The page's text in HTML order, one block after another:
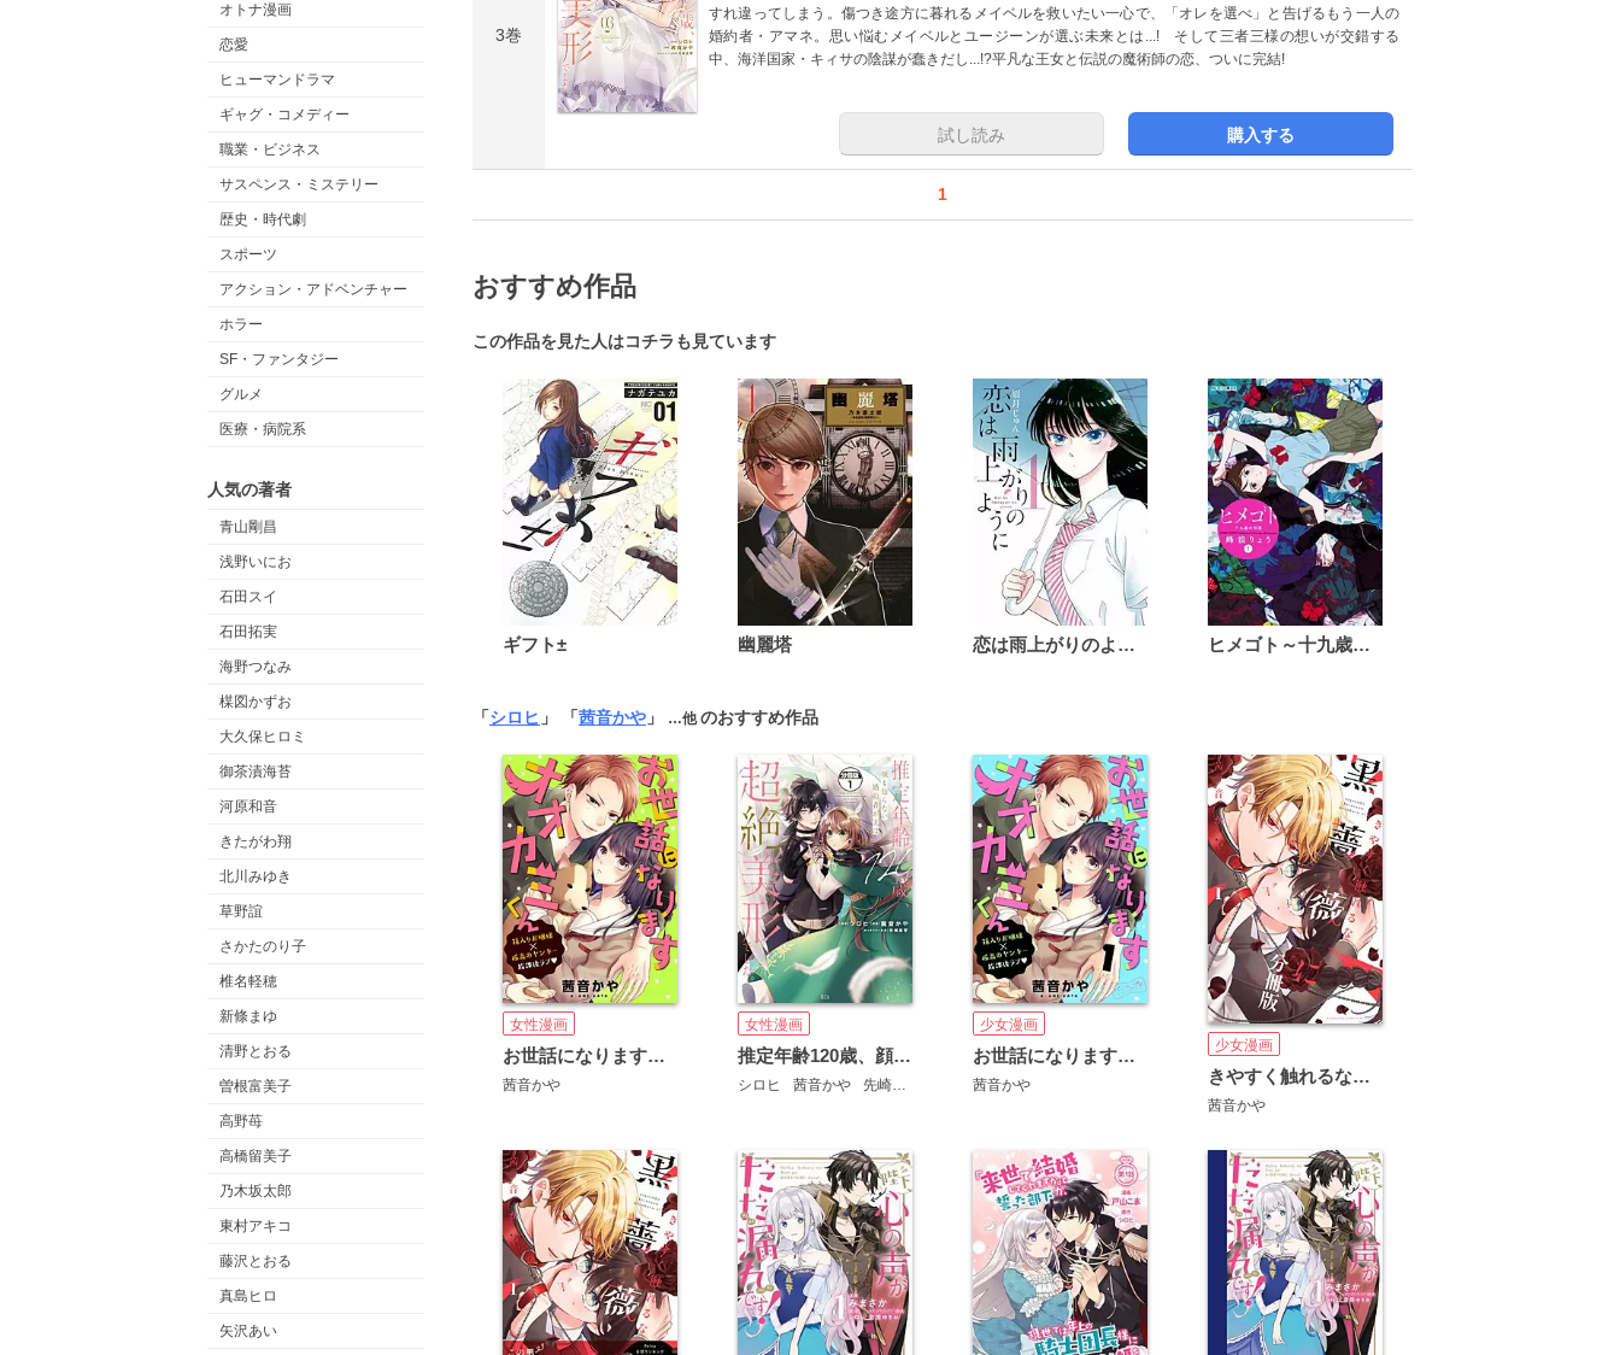
オトナ漫画
恋愛
ヒューマンドラマ
ギャグ・コメディー
職業・ビジネス
サスペンス・ミステリー
歴史・時代劇
スポーツ
アクション・アドベンチャー
ホラー
SF・ファンタジー
グルメ
医療・病院系
人気の著者
青山剛昌
浅野いにお
石田スイ
石田拓実
海野つなみ
楳図かずお
大久保ヒロミ
御茶漬海苔
河原和音
きたがわ翔
北川みゆき
草野誼
さかたのり子
椎名軽穂
新條まゆ
清野とおる
曽根富美子
高野苺
高橋留美子
乃木坂太郎
東村アキコ
藤沢とおる
真島ヒロ
矢沢あい
3巻
すれ違ってしまう。傷つき途方に暮れるメイベルを救いたい一心で、「オレを選べ」と告げるもう一人の
婚約者・アマネ。思い悩むメイベルとユージーンが選ぶ未来とは...! そして三者三様の想いが交錯する
中、海洋国家・キィサの陰謀が蠢きだし...!?平凡な王女と伝説の魔術師の恋、ついに完結!
試し読み 購入する
1
おすすめ作品
この作品を見た人はコチラも見ています
ギフト± 幽麗塔 恋は雨上がりのように ヒメゴト～十九歳の制服～
「シロヒ 」 「茜音かや 」 …他のおすすめ作品
女性漫画
お世話になりますオオカミくん
茜音かや
女性漫画
推定年齢120歳、顔も知らない婚約者が実は超絶美形でした。 分冊版
シロヒ 茜音かや 先崎真琴
少女漫画
お世話になりますオオカミくん ベツフレプチ
茜音かや
少女漫画
きやすく触れるな黒薔薇に ベツフレプチ
茜音かや